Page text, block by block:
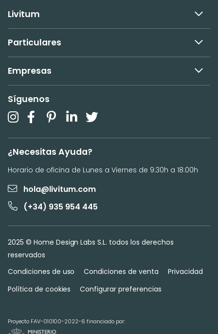
Livitum
Particulares
Empresas
Síguenos
¿Necesitas Ayuda?
Horario de oficina de Lunes a Viernes de 9:30h a 18:00h
hola@livitum.com
(+34) 935 954 445
2025 © Home Design Labs S.L. todos los derechos
reservados
Condiciones de uso
Condiciones de venta
Privacidad
Política de cookies
Configurar preferencias
Proyecto FAV-010100-2022-6 financiado por: